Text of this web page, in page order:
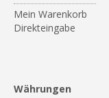
Mein Warenkorb
Direkteingabe
Währungen